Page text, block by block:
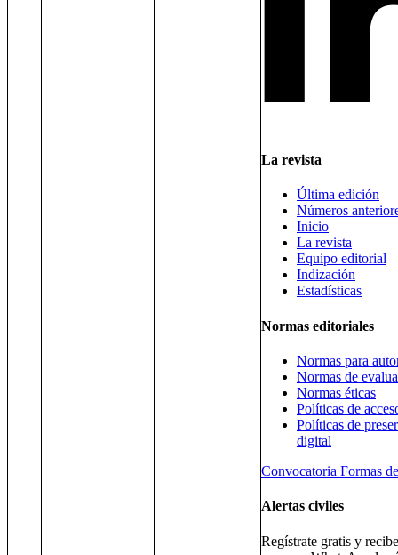
La revista
Última edición
Números
Inicio
La revista
Equipo editorial
Indización
Estadísticas
Normas editoriales
Normas para
Normas de
Normas éticas
Políticas de
Políticas de
digital
Convocatoria Formas
Alertas civiles
Regístrate gratis y